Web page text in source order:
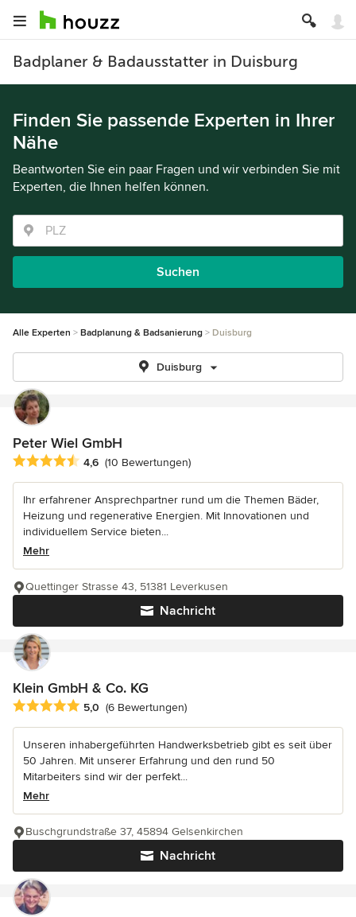
Badplaner & Badausstatter in Duisburg
Finden Sie passende Experten in Ihrer
Nähe
Beantworten Sie ein paar Fragen und wir verbinden Sie mit
Experten, die Ihnen helfen können.
Suchen
Alle Experten Badplanung & Badsanierung Duisburg
Duisburg
Peter Wiel GmbH
Durchschnittliche Bewertung: 4.6 von 5 Sternen
4,6 (10 Bewertungen)
Ihr erfahrener Ansprechpartner rund um die Themen Bäder,
Heizung und regenerative Energien. Mit Innovationen und
individuellem Service bieten...
Mehr
Nachricht
Quettinger Strasse 43, 51381 Leverkusen
Klein GmbH & Co. KG
Durchschnittliche Bewertung: 5 von 5 Sternen
5,0 (6 Bewertungen)
Unseren inhabergeführten Handwerksbetrieb gibt es seit über
50 Jahren. Mit unserer Erfahrung und den rund 50
Mitarbeiters sind wir der perfekt...
Mehr
Nachricht
Buschgrundstraße 37, 45894 Gelsenkirchen